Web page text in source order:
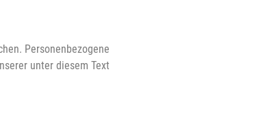
Personenbezogene
unter diesem Text